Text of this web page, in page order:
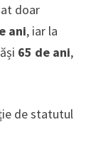
doar
ani, iar la
65 de ani,
de statutul